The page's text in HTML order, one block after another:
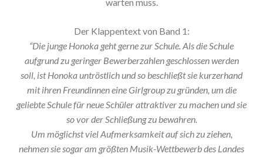
Der Klappentext von Band 1:
“Die junge Honoka geht gerne zur Schule. Als die Schule
aufgrund zu geringer Bewerberzahlen geschlossen werden
soll, ist Honoka untröstlich und so beschließt sie kurzerhand
mit ihren Freundinnen eine Girlgroup zu gründen, um die
geliebte Schule für neue Schüler attraktiver zu machen und sie
so vor der Schließung zu bewahren.
Um möglichst viel Aufmerksamkeit auf sich zu ziehen,
nehmen sie sogar am größten Musik-Wettbewerb des Landes